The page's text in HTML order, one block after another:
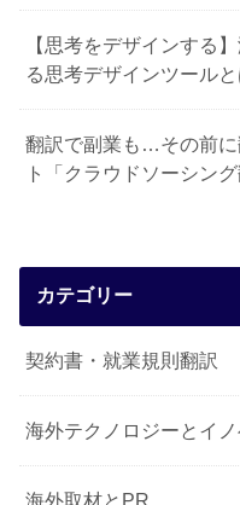
【思考をデザインする
る思考デザインツールと
翻訳で副業も…その前
ト「クラウドソーシン
カテゴリー
契約書・就業規則翻訳
海外テクノロジーとイ
海外取材とPR